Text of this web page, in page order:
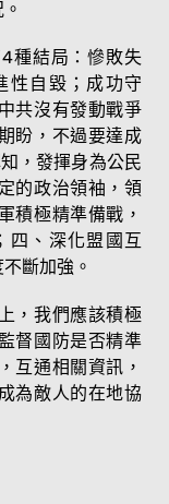
種結局：慘敗失
性自毀；成功守
共沒有發動戰爭
盼，不過要達成
，發揮身為公民
的政治領袖，領
積極精準備戰，
四、深化盟國互
斷加強。
，我們應該積極
督國防是否精準
互通相關資訊，
為敵人的在地協